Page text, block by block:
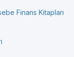
Finans Kitapları